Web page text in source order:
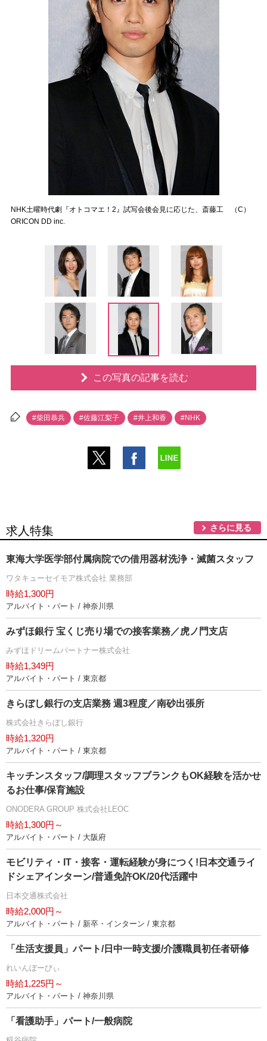
NHK土曜時代劇『オトコマエ！2』試写会後会見に応じた、斎藤工 （C）
ORICON DD inc.
この写真の記事を読む
#柴田恭兵 #佐藤江梨子 #井上和香 #NHK
求人特集 さらに見る
東海大学医学部付属病院での借用器材洗浄・滅菌スタッフ
ワタキューセイモア株式会社 業務部
時給1,300円
アルバイト・パート / 神奈川県
みずほ銀行 宝くじ売り場での接客業務／虎ノ門支店
みずほドリームパートナー株式会社
時給1,349円
アルバイト・パート / 東京都
きらぼし銀行の支店業務 週3程度／南砂出張所
株式会社きらぼし銀行
時給1,320円
アルバイト・パート / 東京都
キッチンスタッフ/調理スタッフブランクもOK経験を活かせ
るお仕事/保育施設
ONODERA GROUP 株式会社LEOC
時給1,300円～
アルバイト・パート / 大阪府
モビリティ・IT・接客・運転経験が身につく!日本交通ライ
ドシェアインターン/普通免許OK/20代活躍中
日本交通株式会社
時給2,000円～
アルバイト・パート / 新卒・インターン / 東京都
「生活支援員」パート/日中一時支援/介護職員初任者研修
れいんぼーびぃ
時給1,225円～
アルバイト・パート / 神奈川県
「看護助手」パート/一般病院